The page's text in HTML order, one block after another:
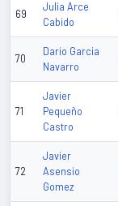
69
Julia Arce
Cabido
70
Dario Garcia
Navarro
71
Javier
Pequeño
Castro
72
Javier
Asensio
Gomez